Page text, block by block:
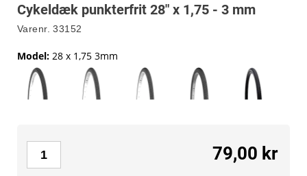
Cykeldæk punkterfrit 28" x 1,75 - 3 mm
Varenr. 33152
Model: 28 x 1,75 3mm
79,00 kr